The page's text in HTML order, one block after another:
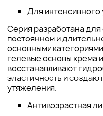
Для интенсивного
Серия разработана
постоянном и
основными
гелевые основы крема
восстанавливают
эластичность и
утяжеления.
Антивозрастная